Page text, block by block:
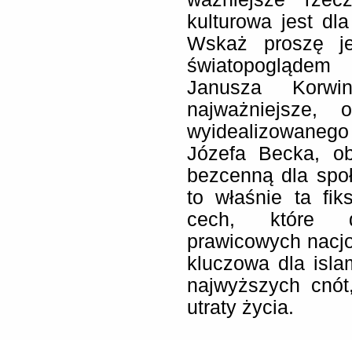
kulturowa jest
Wskaż proszę
Janusza
najważniejsze,
Józefa Becka,
bezcenną dla
to właśnie ta
cech, które
prawicowych
kluczowa dla
najwyższych
utraty życia.